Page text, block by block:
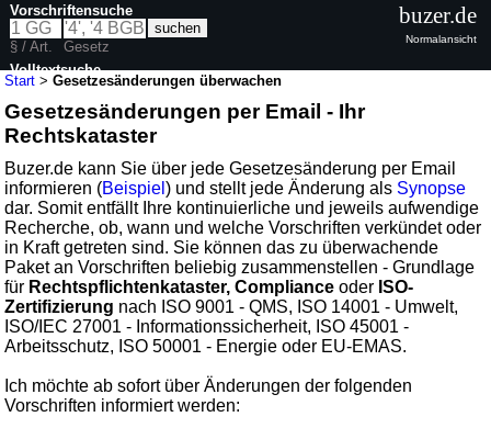
Start >Gesetzesänderungen überwachen
Gesetzesänderungen per Email - Ihr
Rechtskataster
Buzer.de kann Sie über jede Gesetzesänderung per Email
informieren (Beispiel) und stellt jede Änderung als Synopse
dar. Somit entfällt Ihre kontinuierliche und jeweils aufwendige
Recherche, ob, wann und welche Vorschriften verkündet oder
in Kraft getreten sind. Sie können das zu überwachende
Paket an Vorschriften beliebig zusammenstellen - Grundlage
für Rechtspflichtenkataster, Compliance oder ISO-
Zertifizierung nach ISO 9001 - QMS, ISO 14001 - Umwelt,
ISO/IEC 27001 - Informationssicherheit, ISO 45001 -
Arbeitsschutz, ISO 50001 - Energie oder EU-EMAS.
Ich möchte ab sofort über Änderungen der folgenden
Vorschriften informiert werden:
Vorschriftensuche
§ / Art.
Gesetz
Volltextsuche
buzer.de
Normalansicht